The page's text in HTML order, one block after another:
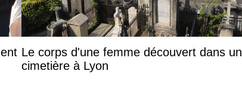
Le corps d'une femme découvert dans un
cimetière à Lyon